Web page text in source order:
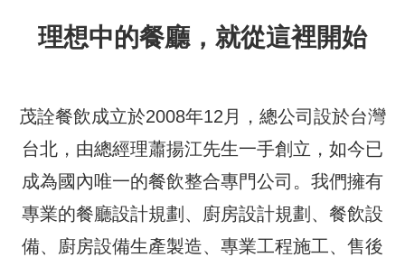
理想中的餐廳，就從這裡開始
茂詮餐飲成立於2008年12月，總公司設於台灣
台北，由總經理蕭揚江先生一手創立，如今已
成為國內唯一的餐飲整合專門公司。我們擁有
專業的餐廳設計規劃、廚房設計規劃、餐飲設
備、廚房設備生產製造、專業工程施工、售後